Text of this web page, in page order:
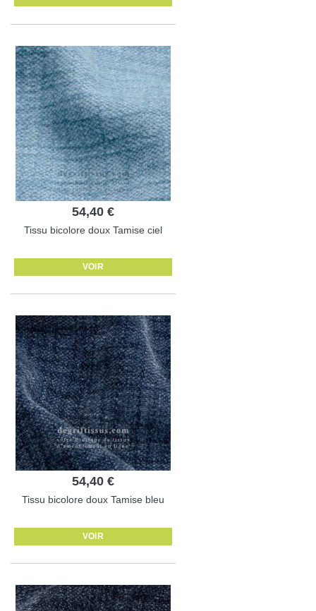
54,40 €
Tissu bicolore doux Tamise ciel
VOIR
54,40 €
Tissu bicolore doux Tamise bleu
VOIR